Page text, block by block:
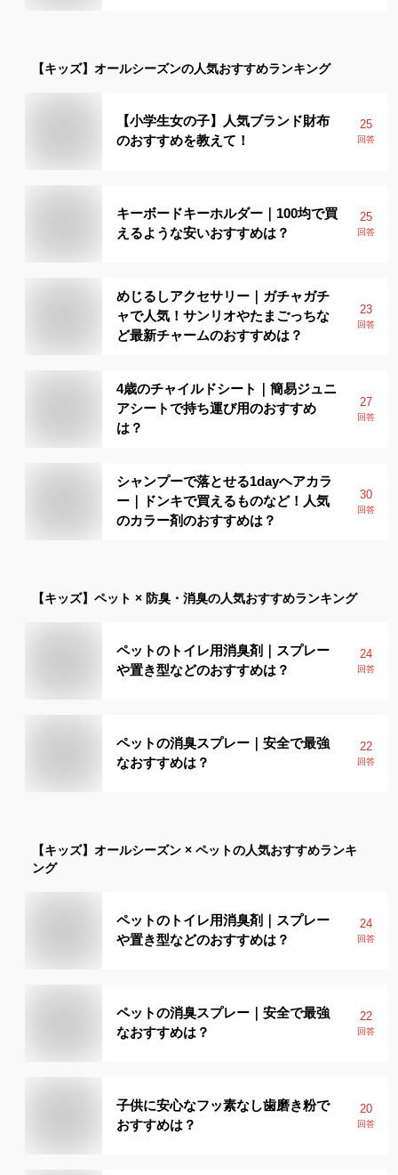
【キッズ】 オールシーズンの人気おすすめランキング
【小学生女の子】人気ブランド財布
のおすすめを教えて！
25
回答
キーボードキーホルダー｜100均で買
えるような安いおすすめは？
25
回答
めじるしアクセサリー｜ガチャガチ
ャで人気！サンリオやたまごっちな
ど最新チャームのおすすめは？
23
回答
4歳のチャイルドシート｜簡易ジュニ
アシートで持ち運び用のおすすめ
は？
27
回答
シャンプーで落とせる1dayヘアカラ
ー｜ドンキで買えるものなど！人気
のカラー剤のおすすめは？
30
回答
【キッズ】 ペット × 防臭・消臭の人気おすすめランキング
ペットのトイレ用消臭剤｜スプレー
や置き型などのおすすめは？
24
回答
ペットの消臭スプレー｜安全で最強
なおすすめは？
22
回答
【キッズ】 オールシーズン × ペットの人気おすすめランキ
ング
ペットのトイレ用消臭剤｜スプレー
や置き型などのおすすめは？
24
回答
ペットの消臭スプレー｜安全で最強
なおすすめは？
22
回答
子供に安心なフッ素なし歯磨き粉で
おすすめは？
20
回答